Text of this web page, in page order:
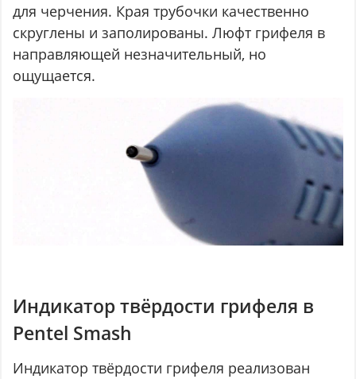
для черчения. Края трубочки качественно
скруглены и заполированы. Люфт грифеля в
направляющей незначительный, но
ощущается.
Индикатор твёрдости грифеля в
Pentel Smash
Индикатор твёрдости грифеля реализован